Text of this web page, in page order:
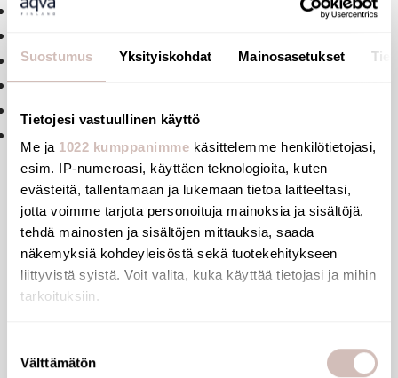
Suostumus Yksityiskohdat Mainosasetukset
Tietojesi vastuullinen käyttö
Me ja 1022 kumppanimme käsittelemme henkilötietojasi,
esim. IP-numeroasi, käyttäen teknologioita, kuten
evästeitä, tallentamaan ja lukemaan tietoa laitteeltasi,
jotta voimme tarjota personoituja mainoksia ja sisältöjä,
tehdä mainosten ja sisältöjen mittauksia, saada
näkemyksiä kohdeyleisöstä sekä tuotekehitykseen
liittyvistä syistä. Voit valita, kuka käyttää tietojasi ja mihin
tarkoituksiin.
Kerätä tietoja maantieteellisestä sijainnistasi,
valinta
Välttämätön
Putkimainen juoksuputki Ø 18 mm, M1/2"
Seinään asennettava
Kromattu messinki
Tähtimallinen virtaussuuntain
Tiedostot
Arvostelut